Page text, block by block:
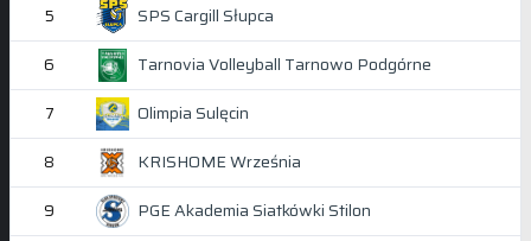
5 SPS Cargill Słupca
6 Tarnovia Volleyball Tarnowo Podgórne
7 Olimpia Sulęcin
8 KRISHOME Września
9 PGE Akademia Siatkówki Stilon